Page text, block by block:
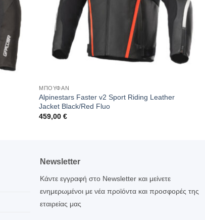
ΜΠΟΥΦΑΝ
Alpinestars Faster v2 Sport Riding Leather
Jacket Black/Red Fluo
459,00€
Newsletter
Κάντε εγγραφή στο Newsletter και μείνετε
ενημερωμένοι με νέα προϊόντα και προσφορές της
εταιρείας μας